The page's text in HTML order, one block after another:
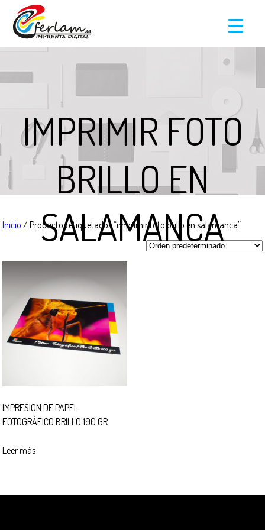
IMPRIMIR FOTO
BRILLO EN
SALAMANCA
Inicio / Productos etiquetados “imprimir foto brillo en salamanca”
IMPRESION DE PAPEL
FOTOGRÁFICO BRILLO 190 GR
Leer más